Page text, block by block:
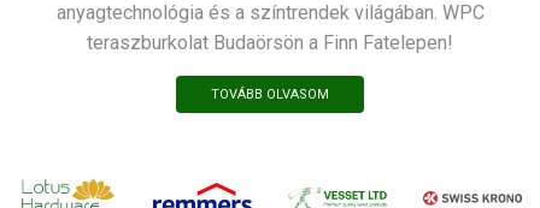
anyagtechnológia és a színtrendek világában. WPC
teraszburkolat Budaörsön a Finn Fatelepen!
TOVÁBB OLVASOM